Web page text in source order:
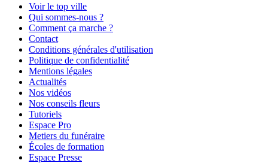
Voir le top ville
Qui sommes-nous ?
Comment ça marche ?
Contact
Conditions générales d'utilisation
Politique de confidentialité
Mentions légales
Actualités
Nos vidéos
Nos conseils fleurs
Tutoriels
Espace Pro
Metiers du funéraire
Écoles de formation
Espace Presse